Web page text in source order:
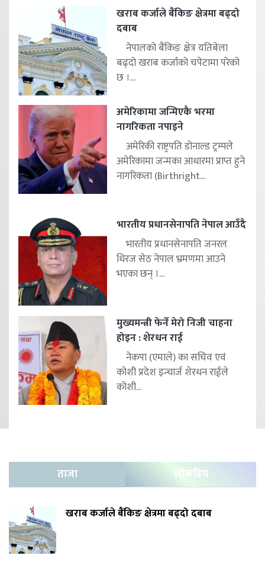
खराब कर्जाले बैंकिङ क्षेत्रमा बढ्दो
दबाब
नेपालको बैंकिङ क्षेत्र यतिबेला
बढ्दो खराब कर्जाको चपेटामा परेको
छ ।...
अमेरिकामा जन्मिएकै भरमा
नागरिकता नपाइने
अमेरिकी राष्ट्रपति डोनाल्ड ट्रम्पले
अमेरिकामा जन्मका आधारमा प्राप्त हुने
नागरिकता (Birthright...
भारतीय प्रधानसेनापति नेपाल आउँदै
भारतीय प्रधानसेनापति जनरल
धिरज सेठ नेपाल भ्रमणमा आउने
भएका छन् ।...
मुख्यमन्त्री फेर्ने मेरो निजी चाहना
होइन : शेरधन राई
नेकपा (एमाले) का सचिव एवं
कोशी प्रदेश इन्चार्ज शेरधन राईले
कोशी...
ताजा लोकप्रिय
खराब कर्जाले बैंकिङ क्षेत्रमा बढ्दो दबाब